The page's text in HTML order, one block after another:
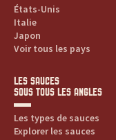
États-Unis
Italie
Japon
Voir tous les pays
LES SAUCES
SOUS TOUS LES ANGLES
Les types de sauces
Explorer les sauces